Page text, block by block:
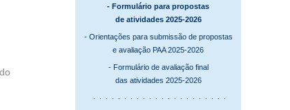
- Formulário para propostas
de atividades 2025-2026
- Orientações para submissão de propostas
e avaliação PAA 2025-2026
- Formulário de avaliação final
das atividades 2025-2026
. . . . . . . . . . . . . . . . . . . . . .